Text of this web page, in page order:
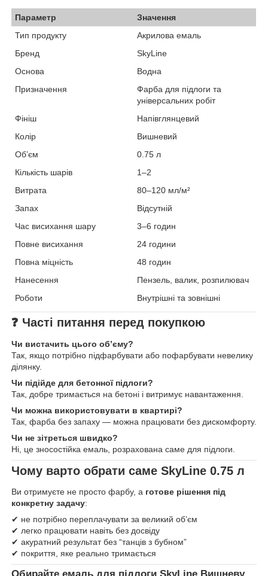
Параметр
Значення
Тип продукту
Акрилова емаль
Бренд
SkyLine
Основа
Водна
Призначення
Фарба для підлоги та
універсальних робіт
Фініш
Напівглянцевий
Колір
Вишневий
Об’єм
0.75 л
Кількість шарів
1–2
Витрата
80–120 мл/м²
Запах
Відсутній
Час висихання шару
3–6 годин
Повне висихання
24 години
Повна міцність
48 годин
Нанесення
Пензель, валик, розпилювач
Роботи
Внутрішні та зовнішні
❓ Часті питання перед покупкою
Чи вистачить цього об’єму?
Так, якщо потрібно підфарбувати або пофарбувати невелику
ділянку.
Чи підійде для бетонної підлоги?
Так, добре тримається на бетоні і витримує навантаження.
Чи можна використовувати в квартирі?
Так, фарба без запаху — можна працювати без дискомфорту.
Чи не зітреться швидко?
Ні, це зносостійка емаль, розрахована саме для підлоги.
Чому варто обрати саме SkyLine 0.75 л
Ви отримуєте не просто фарбу, а готове рішення під
конкретну задачу:
✔ не потрібно переплачувати за великий об’єм
✔ легко працювати навіть без досвіду
✔ акуратний результат без “танців з бубном”
✔ покриття, яке реально тримається